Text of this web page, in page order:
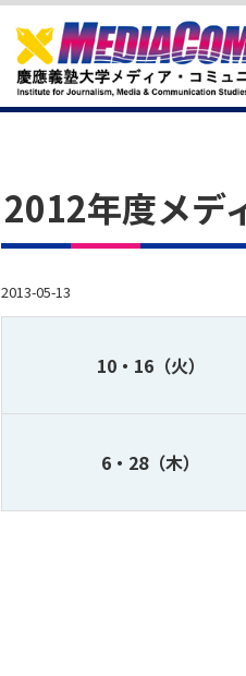
2012年度メデ
2013-05-13
10・16（火）
6・28（木）